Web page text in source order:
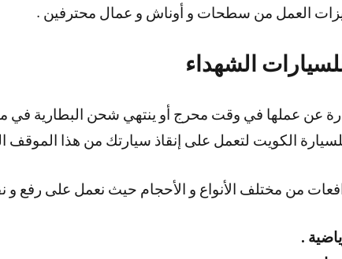
العمل من سطحات و أوناش و عمال محترفين .
الشهداء
عن عملها في وقت محرج أو ينتهي شحن البطارية في
الكويت لتعمل على إنقاذ سيارتك من هذا الموقف
من مختلف الأنواع و الأحجام حيث نعمل على رفع و